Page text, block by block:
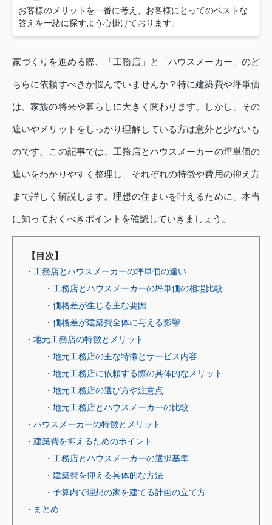
お客様のメリットを一番に考え、お客様にとってのベストな
答えを一緒に探すよう心掛けております。
家づくりを進める際、「工務店」と「ハウスメーカー」のど
ちらに依頼すべきか悩んでいませんか？特に建築費や坪単価
は、家族の将来や暮らしに大きく関わります。しかし、その
違いやメリットをしっかり理解している方は意外と少ないも
のです。この記事では、工務店とハウスメーカーの坪単価の
違いをわかりやすく整理し、それぞれの特徴や費用の抑え方
まで詳しく解説します。理想の住まいを叶えるために、本当
に知っておくべきポイントを確認していきましょう。
【目次】
・工務店とハウスメーカーの坪単価の違い
・工務店とハウスメーカーの坪単価の相場比較
・価格差が生じる主な要因
・価格差が建築費全体に与える影響
・地元工務店の特徴とメリット
・地元工務店の主な特徴とサービス内容
・地元工務店に依頼する際の具体的なメリット
・地元工務店の選び方や注意点
・地元工務店とハウスメーカーの比較
・ハウスメーカーの特徴とメリット
・建築費を抑えるためのポイント
・工務店とハウスメーカーの選択基準
・建築費を抑える具体的な方法
・予算内で理想の家を建てる計画の立て方
・まとめ